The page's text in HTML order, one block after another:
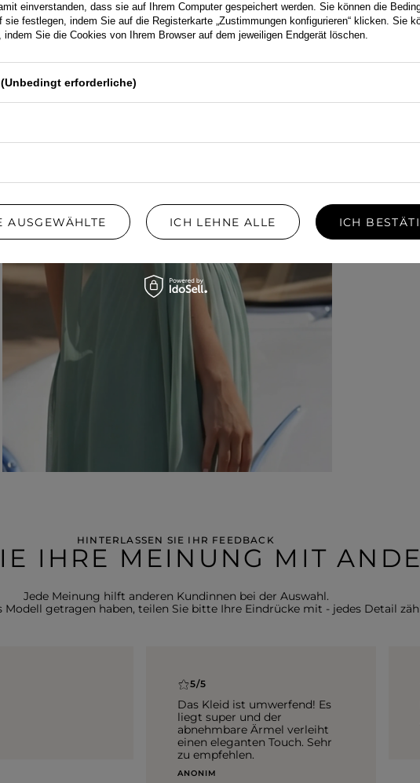
HINTERLASSEN SIE IHR FEEDBACK
IHRE MEINUNG MIT
Jede Meinung hilft anderen Kundinnen bei der Auswahl.
Modell getragen haben, teilen Sie bitte Ihre Eindrücke mit - jedes Detail
5/5
Das Kleid ist umwerfend! Es
liegt super und der
abnehmbare Ärmel verleiht
einen eleganten Touch. Sehr
zu empfehlen.
ANONIM
einverstanden, dass sie auf Ihrem Computer gespeichert werden. Sie können die
sie festlegen, indem Sie auf die Registerkarte „Zustimmungen konfigurieren“ klicken. Sie
indem Sie die Cookies von Ihrem Browser auf dem jeweiligen Endgerät löschen.
erforderliche)
AUSGEWÄHLTE ICH LEHNE ALLE ICH